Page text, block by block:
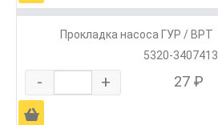
Прокладка насоса ГУР / ВРТ
5320-3407413
- + 27 ₽
Ä